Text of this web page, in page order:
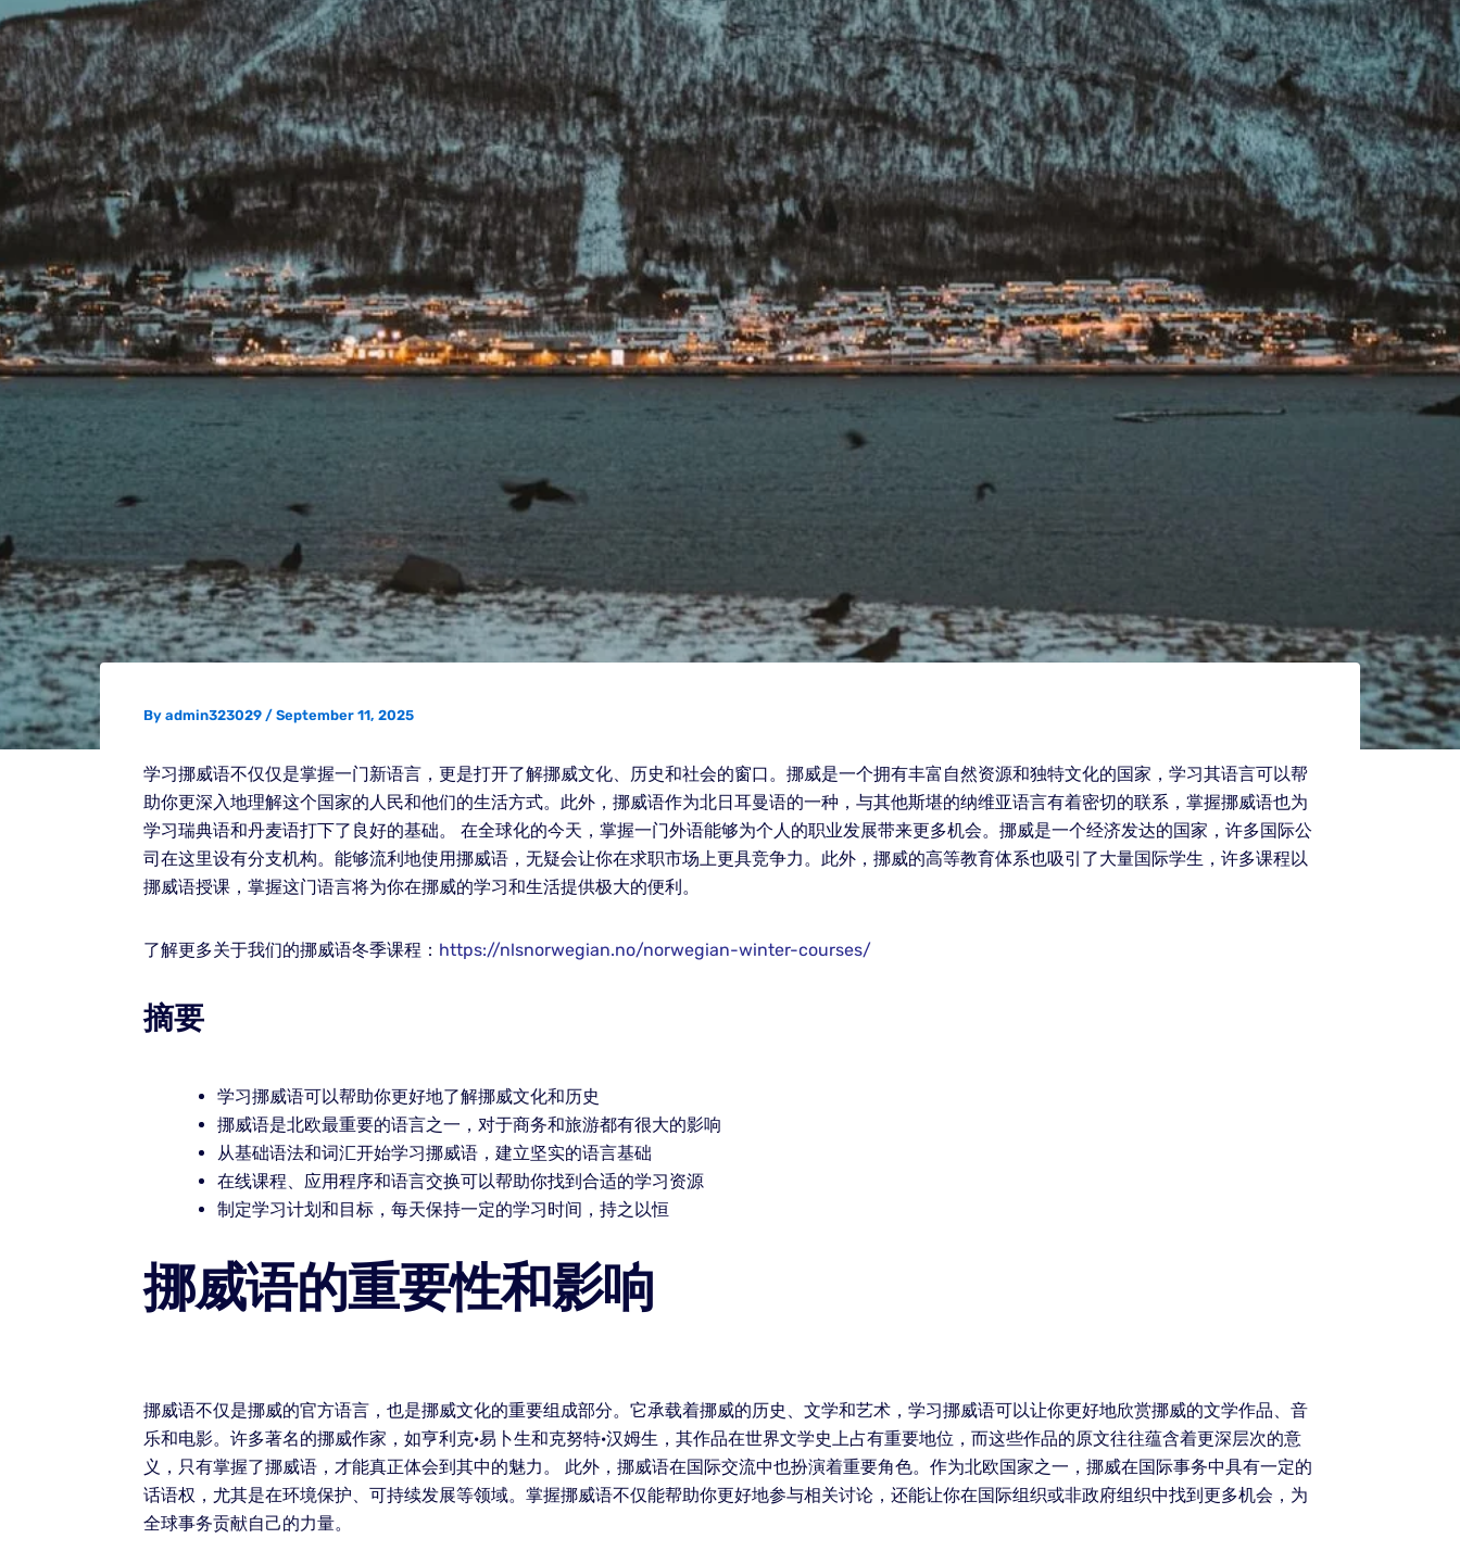
By admin323029 / September 11, 2025
学习挪威语不仅仅是掌握一门新语言，更是打开了解挪威文化、历史和社会的窗口。挪威是一个拥有丰富自然资源和独特文化的国家，学习其语言可以帮
助你更深入地理解这个国家的人民和他们的生活方式。此外，挪威语作为北日耳曼语的一种，与其他斯堪的纳维亚语言有着密切的联系，掌握挪威语也为
学习瑞典语和丹麦语打下了良好的基础。 在全球化的今天，掌握一门外语能够为个人的职业发展带来更多机会。挪威是一个经济发达的国家，许多国际公
司在这里设有分支机构。能够流利地使用挪威语，无疑会让你在求职市场上更具竞争力。此外，挪威的高等教育体系也吸引了大量国际学生，许多课程以
挪威语授课，掌握这门语言将为你在挪威的学习和生活提供极大的便利。
了解更多关于我们的挪威语冬季课程： https://nlsnorwegian.no/norwegian-winter-courses/
摘要
学习挪威语可以帮助你更好地了解挪威文化和历史
挪威语是北欧最重要的语言之一，对于商务和旅游都有很大的影响
从基础语法和词汇开始学习挪威语，建立坚实的语言基础
在线课程、应用程序和语言交换可以帮助你找到合适的学习资源
制定学习计划和目标，每天保持一定的学习时间，持之以恒
挪威语的重要性和影响
挪威语不仅是挪威的官方语言，也是挪威文化的重要组成部分。它承载着挪威的历史、文学和艺术，学习挪威语可以让你更好地欣赏挪威的文学作品、音
乐和电影。许多著名的挪威作家，如亨利克·易卜生和克努特·汉姆生，其作品在世界文学史上占有重要地位，而这些作品的原文往往蕴含着更深层次的意
义，只有掌握了挪威语，才能真正体会到其中的魅力。 此外，挪威语在国际交流中也扮演着重要角色。作为北欧国家之一，挪威在国际事务中具有一定的
话语权，尤其是在环境保护、可持续发展等领域。掌握挪威语不仅能帮助你更好地参与相关讨论，还能让你在国际组织或非政府组织中找到更多机会，为
全球事务贡献自己的力量。